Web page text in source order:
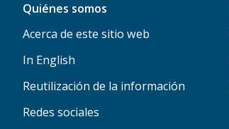
Quiénes somos
Acerca de este sitio web
In English
Reutilización de la información
Redes sociales